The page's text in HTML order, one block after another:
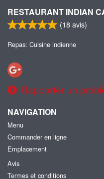
RESTAURANT INDIAN
(18avis)
Repas: Cuisine indienne
Rapporter un
NAVIGATION
Menu
Commander en ligne
Emplacement
Avis
Termes et conditions